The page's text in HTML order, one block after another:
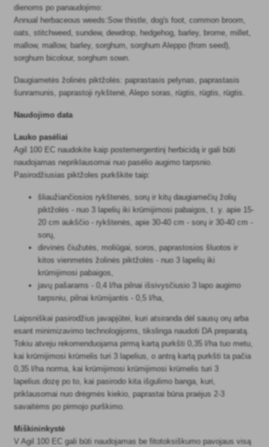
dienoms po panaudojimo:
Annual herbaceous weeds:Sow thistle, dog's foot, common broom,
oats, stitchweed, sundew, dewdrop, hedgehog, barley, brome, millet,
mallow, mallow, barley, sorghum, sorghum Aleppo (from seed),
sorghum bicolour, sorghum sown.
Daugiametės žolinės piktžolės: paprastasis pelynas, paprastasis
šunramunis, paprastoji rykštenė, Alepo soras, rūgtis, rūgtis, rūgtis.
Naudojimo data
Lauko pasėliai
Agil 100 EC naudokite kaip postemergentinį herbicidą ir gali būti
naudojamas nepriklausomai nuo pasėlio augimo tarpsnio.
Pasirodžiusias piktžoles purkškite taip:
šliaužiančiosios rykštenės, sorų ir kitų daugiamečių žolių
piktžolės - nuo 3 lapelių iki krūmijimosi pabaigos, t. y. apie 15-
20 cm aukščio - rykštenės, apie 30-40 cm - sorų ir 30-40 cm -
sorų,
dirvinės čiužutės, moliūgai, soros, paprastosios šluotos ir
kitos vienmetės žolinės piktžolės - nuo 3 lapelių iki
krūmijimosi pabaigos,
javų pašarams - 0,4 l/ha pilnai išsivysčiusio 3 lapo augimo
tarpsniu, pilnai krūmijantis - 0,5 l/ha,
Laipsniškai pasirodžius javapjūtei, kuri atsiranda dėl sausų orų arba
esant minimizavimo technologijoms, tikslinga naudoti DA preparatą.
Tokiu atveju rekomenduojama pirmą kartą purkšti 0,35 l/ha tuo metu,
kai krūmijimosi krūmelis turi 3 lapelius, o antrą kartą purkšti ta pačia
0,35 l/ha norma, kai krūmijimosi krūmijimosi krūmelis turi 3
lapelius.dozę po to, kai pasirodo kita išgulimo banga, kuri,
priklausomai nuo drėgmės kiekio, paprastai būna praėjus 2-3
savaitėms po pirmojo purškimo.
Miškininkystė
V Agil 100 EC gali būti naudojamas be fitotoksiškumo pavojaus visą